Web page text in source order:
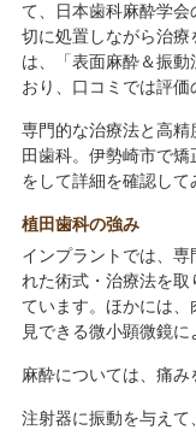
て、日本歯科麻酔学
切に処置しながら治
は、「表面麻酔＆振
おり、口コミでは評価
専門的な治療法と高
田歯科。伊勢崎市で
をして詳細を確認して
植田歯科の強み
インプラントでは、
れた術式・治療法を取
ています。ほかには
見できる微小顕微鏡に
麻酔については、痛み
注射器に振動を与え